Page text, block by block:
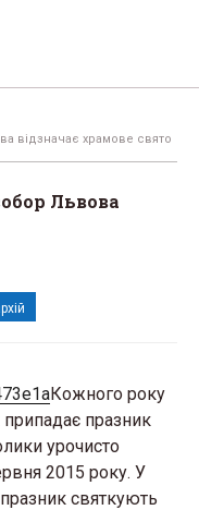
відзначає храмове свято
Львова
Кожного року
припадає празник
урочисто
2015 року. У
святкують